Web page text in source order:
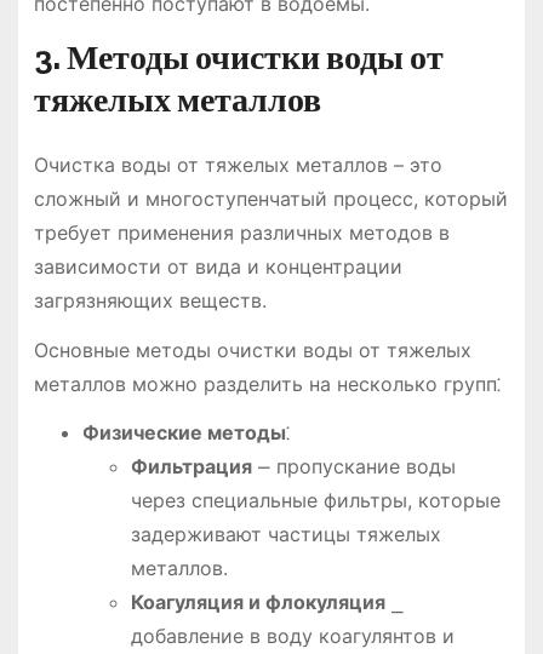
3. Методы очистки воды от
тяжелых металлов
Очистка воды от тяжелых металлов – это
сложный и многоступенчатый процесс, который
требует применения различных методов в
зависимости от вида и концентрации
загрязняющих веществ.
Основные методы очистки воды от тяжелых
металлов можно разделить на несколько групп⁚
Физические методы⁚
Фильтрация⎼ пропускание воды
через специальные фильтры, которые
задерживают частицы тяжелых
металлов.
Коагуляция и флокуляция⎯
добавление в воду коагулянтов и